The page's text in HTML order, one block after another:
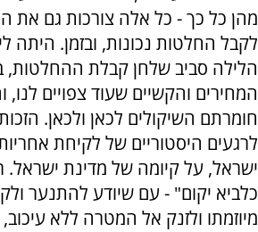
מהן כל כך - כל אלה צורכות גם את
לקבל החלטות נכונות, ובזמן. היתה
הלילה סביב שלחן קבלת ההחלטות,
המחירים והקשיים שעוד צפויים לנו,
חומרתם השיקולים לכאן ולכאן.
לרגעים היסטוריים של לקיחת
ישראל, על קיומה של מדינת
כלביא יקום" - עם שיודע להתנער
מיוזמתו ולזנק אל המטרה ללא